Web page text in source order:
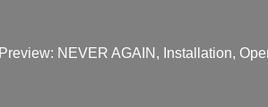
Preview: NEVER AGAIN, Installation,